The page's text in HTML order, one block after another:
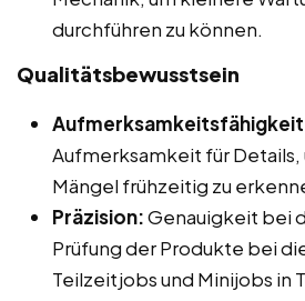
durchführen zu können.
Qualitätsbewusstsein
Aufmerksamkeit für Details,
Mängel frühzeitig zu
Präzision:Genauigkeit bei
Prüfung der Produkte bei
Teilzeitjobs und Minijobs in